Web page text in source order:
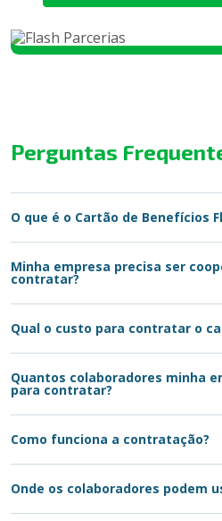
Perguntas
O que é o Cartão de Benefícios
Minha empresa precisa ser
contratar?
Qual o custo para contratar o
Quantos colaboradores minha
para contratar?
Como funciona a contratação?
Onde os colaboradores podem